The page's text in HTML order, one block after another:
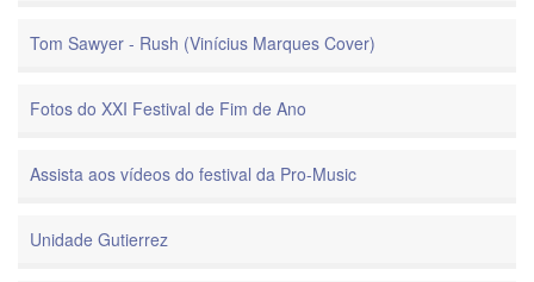
Tom Sawyer - Rush (Vinícius Marques Cover)
Fotos do XXI Festival de Fim de Ano
Assista aos vídeos do festival da Pro-Music
Unidade Gutierrez